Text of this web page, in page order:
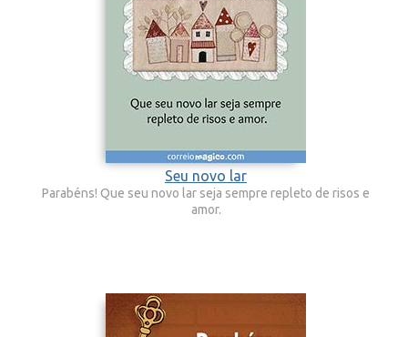
Seu novo lar
Parabéns! Que seu novo lar seja sempre repleto de risos e
amor.